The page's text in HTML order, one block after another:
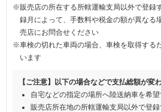
※販売店の所在する所轄運輸支局以外で登録
録月によって、手数料や税金の額が異なる
売店にお問合せください
※車検の切れた車両の場合、車検を取得する
います
【ご注意】以下の場合などで支払総額が変
自宅などの指定の場所へ陸送納車を希
販売店所在地の所轄運輸支局以外で登